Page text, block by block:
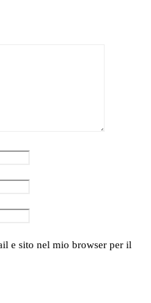
e sito nel mio browser per il